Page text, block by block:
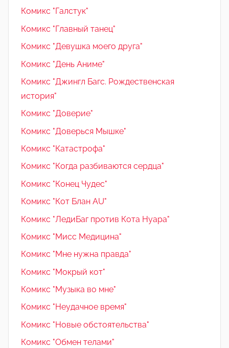
Комикс "Галстук"
Комикс "Главный танец"
Комикс "Девушка моего друга"
Комикс "День Аниме"
Комикс "Джингл Багс. Рождественская
история"
Комикс "Доверие"
Комикс "Доверься Мышке"
Комикс "Катастрофа"
Комикс "Когда разбиваются сердца"
Комикс "Конец Чудес"
Комикс "Кот Блан AU"
Комикс "ЛедиБаг против Кота Нуара"
Комикс "Мисс Медицина"
Комикс "Мне нужна правда"
Комикс "Мокрый кот"
Комикс "Музыка во мне"
Комикс "Неудачное время"
Комикс "Новые обстоятельства"
Комикс "Обмен телами"